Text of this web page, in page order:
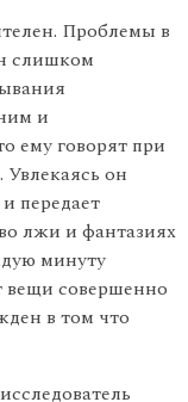
Проблемы в
слишком
и
ему говорят при
Увлекаясь он
передает
лжи и фантазиях
минуту
вещи совершенно
в том что